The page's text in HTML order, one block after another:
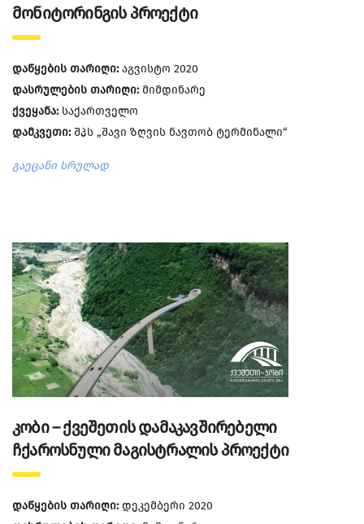
მონიტორინგის პროექტი
დაწყების თარიღი:აგვისტო 2020
დასრულების თარიღი:მიმდინარე
ქვეყანა:საქართველო
დამკვეთი:შპს „შავი ზღვის ნავთობ ტერმინალი“
გაეცანი სრულად
კობი – ქვეშეთის დამაკავშირებელი
ჩქაროსნული მაგისტრალის პროექტი
დაწყების თარიღი:დეკემბერი 2020